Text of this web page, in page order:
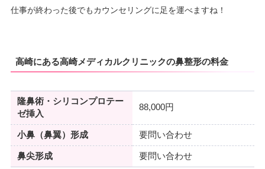
仕事が終わった後でもカウンセリングに足を運べますね！
高崎にある高崎メディカルクリニックの鼻整形の料金
隆鼻術・シリコンプロテー
ゼ挿入
88,000円
小鼻（鼻翼）形成 要問い合わせ
鼻尖形成 要問い合わせ